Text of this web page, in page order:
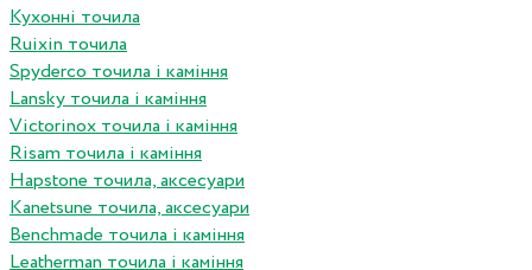
Кухонні точила
Ruixin точила
Spyderco точила і каміння
Lansky точила і каміння
Victorinox точила і каміння
Risam точила і каміння
Hapstone точила, аксесуари
Kanetsune точила, аксесуари
Benchmade точила і каміння
Leatherman точила і каміння